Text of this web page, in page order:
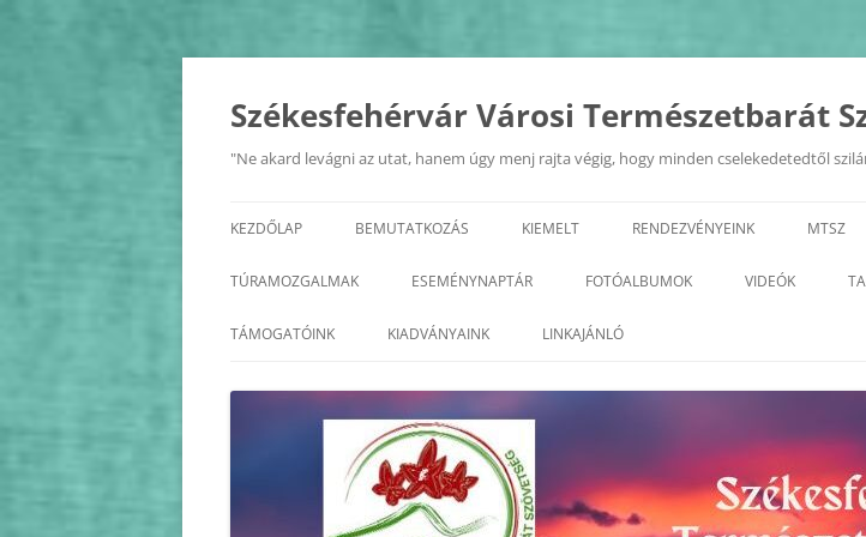
Kilépés
tartalomba
Székesfehérvár Városi Természetbarát
"Ne akard levágni az utat, hanem úgy menj rajta végig, hogy minden cselekedetedtől
KEZDŐLAP BEMUTATKOZÁS
A SZÖVETSÉG
ALAPSZABÁLY
KÖZHASZNÚSÁGI JELENTÉS
2022
2021
KIEMELT RENDEZVÉNYEINK
EURÓPAI MOBILITÁSI HÉT
MTSZ
TÚRAMOZGALMAK
BALATON KÖRTÚRA
FEJÉR MEGYE KASTÉLYAI
FEJÉR MEGYE KERÉKPÁROS
ESEMÉNYNAPTÁR
2026
2024
2023
2022
FOTÓALBUMOK
2026
2023
2022
VIDEÓK
TÁMOGATÓINK KIADVÁNYAINK LINKAJÁNLÓ